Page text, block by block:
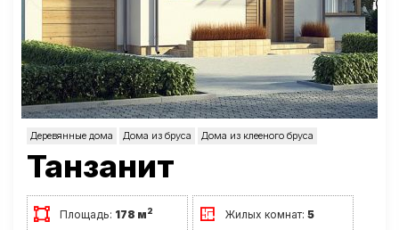
Деревянные дома Дома из бруса Дома из клееного бруса
Танзанит
Площадь: 178 м2 Жилых комнат:5